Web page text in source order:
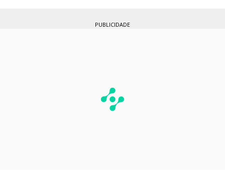
PUBLICIDADE